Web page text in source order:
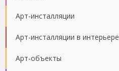
Арт-инсталляции
Арт-инсталляции в интерьере
Арт-объекты